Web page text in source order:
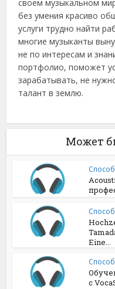
своем музыкальном
без умения красиво
услуги трудно найти
многие музыканты
не по интересам и
портфолио, поможет
зарабатывать, не
талант в землю.
Может
Eine...
с